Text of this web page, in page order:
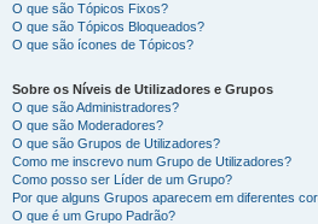
O que são Tópicos Fixos?
O que são Tópicos Bloqueados?
O que são ícones de Tópicos?
Sobre os Níveis de Utilizadores e Grupos
O que são Administradores?
O que são Moderadores?
O que são Grupos de Utilizadores?
Como me inscrevo num Grupo de Utilizadores?
Como posso ser Líder de um Grupo?
Por que alguns Grupos aparecem em diferentes
O que é um Grupo Padrão?